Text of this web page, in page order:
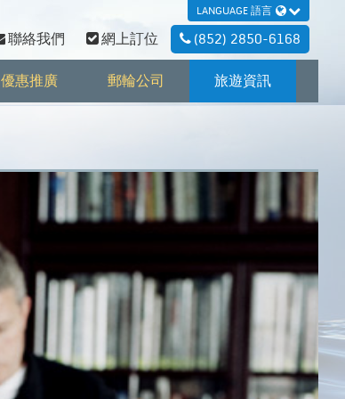
LANGUAGE 語言
聯絡我們 網上訂位 (852) 2850-6168
優惠推廣 郵輪公司 旅遊資訊